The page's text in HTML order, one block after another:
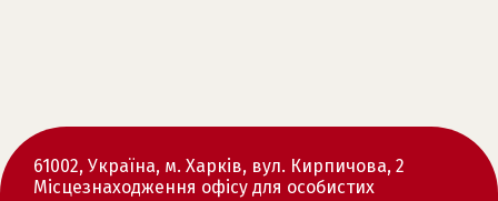
61002, Україна, м. Харків, вул. Кирпичова, 2
Місцезнаходження офісу для особистих